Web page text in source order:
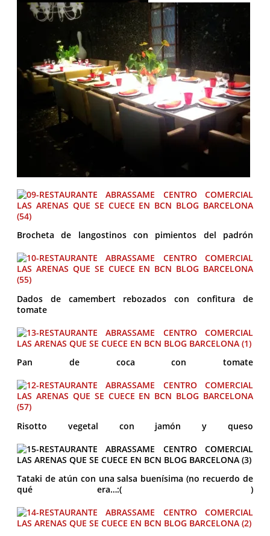
Brocheta de langostinos con pimientos del padrón
Dados de camembert rebozados con confitura de
tomate
Pan de coca con tomate
Risotto vegetal con jamón y queso
Tataki de atún con una salsa buenísima (no recuerdo de
qué era…:( )